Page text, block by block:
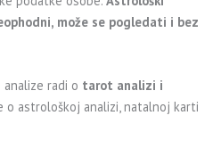
može se pogledati i bez
radi o tarot analizi i
o astrološkoj analizi, natalnoj karti